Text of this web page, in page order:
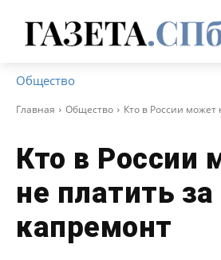
Общество
Главная Общество Кто в России может
Кто в России
не платить за
капремонт